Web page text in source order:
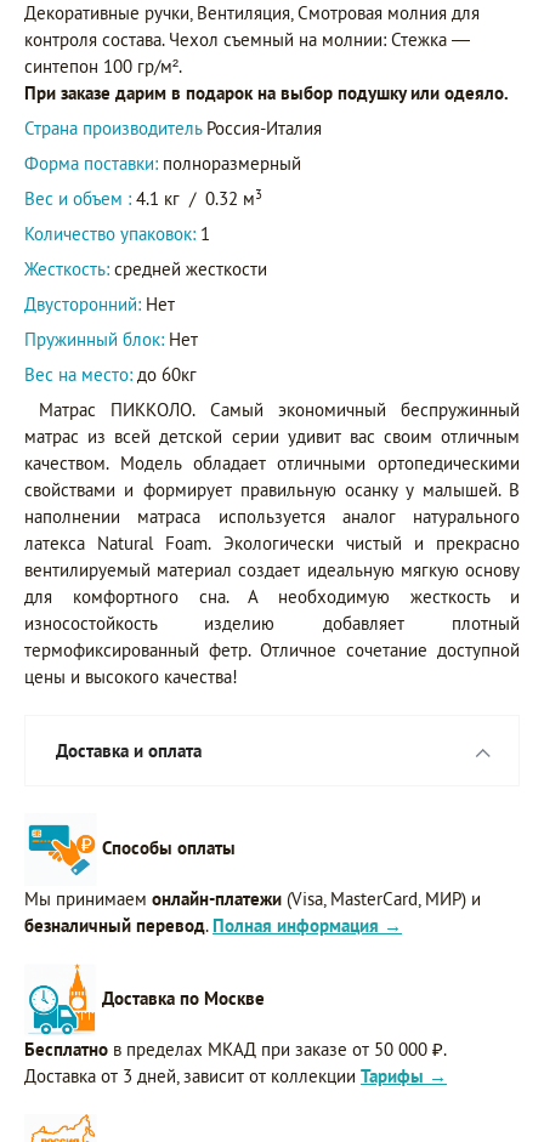
Декоративные ручки, Вентиляция, Смотровая молния для
контроля состава. Чехол съемный на молнии: Стежка —
синтепон 100 гр/м².
При заказе дарим в подарок на выбор подушку или одеяло.
Страна производитель Россия-Италия
Форма поставки: полноразмерный
Вес и объем : 4.1 кг / 0.32 м3
Количество упаковок: 1
Жесткость: средней жесткости
Двусторонний: Нет
Пружинный блок: Нет
Вес на место: до 60кг
Матрас ПИККОЛО. Самый экономичный беспружинный
матрас из всей детской серии удивит вас своим отличным
качеством. Модель обладает отличными ортопедическими
свойствами и формирует правильную осанку у малышей. В
наполнении матраса используется аналог натурального
латекса Natural Foam. Экологически чистый и прекрасно
вентилируемый материал создает идеальную мягкую основу
для комфортного сна. А необходимую жесткость и
износостойкость изделию добавляет плотный
термофиксированный фетр. Отличное сочетание доступной
цены и высокого качества!
Доставка и оплата
Способы оплаты
Мы принимаем онлайн-платежи (Visa, MasterCard, МИР) и
безналичный перевод. Полная информация →
Доставка по Москве
Бесплатно в пределах МКАД при заказе от 50 000 ₽.
Доставка от 3 дней, зависит от коллекции Тарифы →